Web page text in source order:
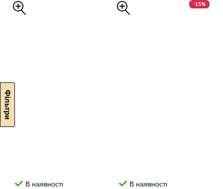
В наявності
-15%
В наявності